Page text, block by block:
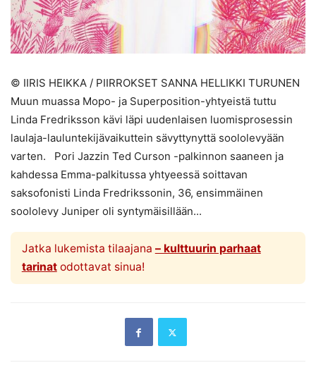
© IIRIS HEIKKA / PIIRROKSET SANNA HELLIKKI TURUNEN
Muun muassa Mopo- ja Superposition-yhtyeistä tuttu
Linda Fredriksson kävi läpi uudenlaisen luomisprosessin
laulaja-lauluntekijävaikuttein sävyttynyttä soololevyään
varten. Pori Jazzin Ted Curson -palkinnon saaneen ja
kahdessa Emma-palkitussa yhtyeessä soittavan
saksofonisti Linda Fredrikssonin, 36, ensimmäinen
soololevy Juniper oli syntymäisillään...
Jatka lukemista tilaajana – kulttuurin parhaat
tarinatodottavat sinua!